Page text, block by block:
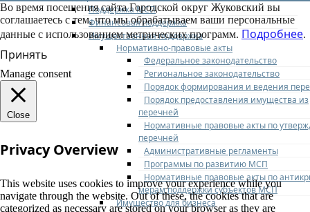
Поддержка МСП
Финансовая поддержка
Имущественная поддержка
Нормативно-правовые акты
Федеральное законодательство
Региональное законодательство
Порядок формирования и ведения
Порядок предоставления имущества из
перечней
Нормативные правовые акты по
перечней
Административные регламенты
Программы по развитию МСП
Нормативные правовые акты по
мерам поддержки субъектов МСП
Имущество для бизнеса
Во время посещения сайта Городской округ Жуковский вы
соглашаетесь с тем, что мы обрабатываем ваши персональные
данные с использованием метрических программ. Подробнее.
Принять
Manage consent
Close
Privacy Overview
This website uses cookies to improve your experience while you
navigate through the website. Out of these, the cookies that are
categorized as necessary are stored on your browser as they are